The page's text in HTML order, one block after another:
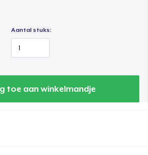
Aantal stuks:
toe aan winkelmandje